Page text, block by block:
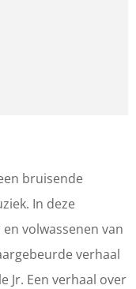
bruisende
In deze
volwassenen van
verhaal
Jr. Een verhaal over